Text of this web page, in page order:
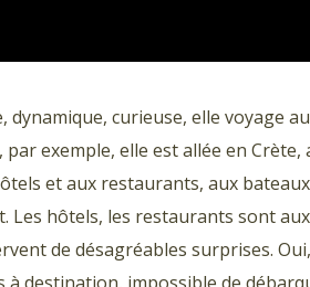
curieuse, elle voyage
exemple, elle est allée en Crète,
et aux restaurants, aux
Les hôtels, les restaurants sont
de désagréables surprises.